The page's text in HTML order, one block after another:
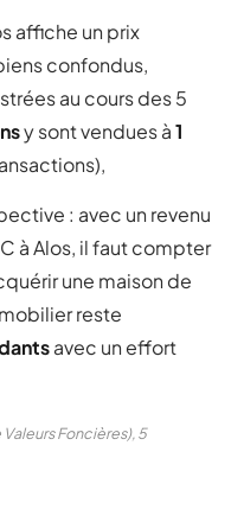
affiche un prix
confondus,
au cours des 5
y sont vendues à1
: avec un revenu
à Alos, il faut compter
une maison de
reste
avec un effort
Foncières), 5